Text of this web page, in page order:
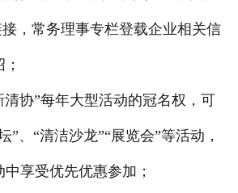
，常务理事专栏登载企业相关信
清协”每年大型活动的冠名权，可
”、“清洁沙龙”“展览会”等活动，
享受优先优惠参加；